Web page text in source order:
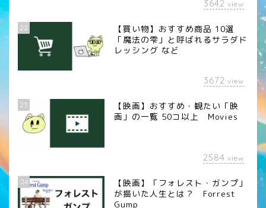
3642 view
22
【買い物】おすすめ商品 10選
「魔法の雫」と呼ばれるサラダド
レッシング など
3672 view
23
【映画】おすすめ・観たい「映
画」の一覧 50コ以上 Movies
2584 view
24
【映画】「フォレスト・ガンプ」
が描いた人生とは？ Forrest
Gump